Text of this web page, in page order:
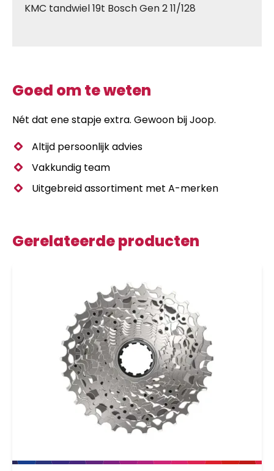
KMC tandwiel 19t Bosch Gen 2 11/128
Goed om te weten
Nét dat ene stapje extra. Gewoon bij Joop.
Altijd persoonlijk advies
Vakkundig team
Uitgebreid assortiment met A-merken
Gerelateerde producten